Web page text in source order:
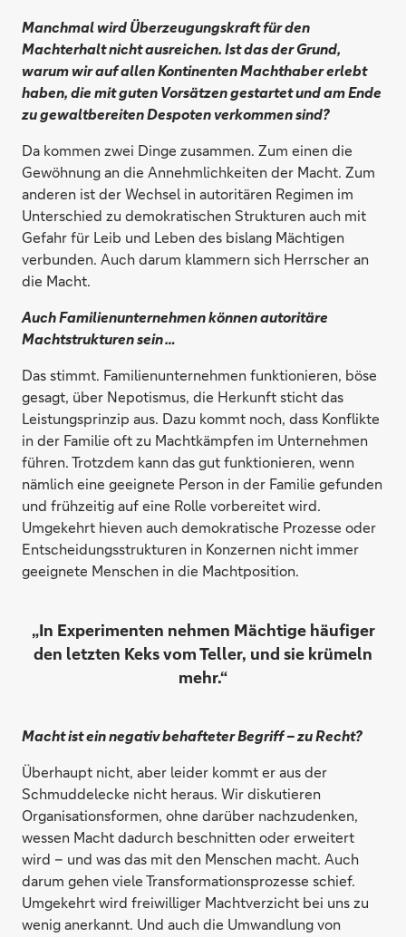
Manchmal wird Überzeugungskraft für den
Machterhalt nicht ausreichen. Ist das der Grund,
warum wir auf allen Kontinenten Machthaber erlebt
haben, die mit guten Vorsätzen gestartet und am Ende
zu gewaltbereiten Despoten verkommen sind?
Da kommen zwei Dinge zusammen. Zum einen die
Gewöhnung an die Annehmlichkeiten der Macht. Zum
anderen ist der Wechsel in autoritären Regimen im
Unterschied zu demokratischen Strukturen auch mit
Gefahr für Leib und Leben des bislang Mächtigen
verbunden. Auch darum klammern sich Herrscher an
die Macht.
Auch Familienunternehmen können autoritäre
Machtstrukturen sein …
Das stimmt. Familienunternehmen funktionieren, böse
gesagt, über Nepotismus, die Herkunft sticht das
Leistungsprinzip aus. Dazu kommt noch, dass Konflikte
in der Familie oft zu Machtkämpfen im Unternehmen
führen. Trotzdem kann das gut funktionieren, wenn
nämlich eine geeignete Person in der Familie gefunden
und frühzeitig auf eine Rolle vorbereitet wird.
Umgekehrt hieven auch demokratische Prozesse oder
Entscheidungsstrukturen in Konzernen nicht immer
geeignete Menschen in die Machtposition.
„In Experimenten nehmen Mächtige häufiger
den letzten Keks vom Teller, und sie krümeln
mehr.“
Macht ist ein negativ behafteter Begriff – zu Recht?
Überhaupt nicht, aber leider kommt er aus der
Schmuddelecke nicht heraus. Wir diskutieren
Organisationsformen, ohne darüber nachzudenken,
wessen Macht dadurch beschnitten oder erweitert
wird – und was das mit den Menschen macht. Auch
darum gehen viele Transformationsprozesse schief.
Umgekehrt wird freiwilliger Machtverzicht bei uns zu
wenig anerkannt. Und auch die Umwandlung von